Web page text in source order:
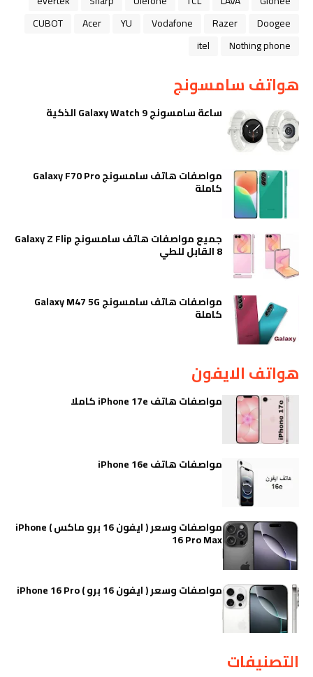
Doogee
Razer
Vodafone
YU
Acer
CUBOT
Nothing phone
itel
هواتف سامسونج
ساعة سامسونج Galaxy Watch 9 الذكية
مواصفات هاتف سامسونج Galaxy F70 Pro
كاملة
جميع مواصفات هاتف سامسونج Galaxy Z Flip
8 القابل للطي
مواصفات هاتف سامسونج Galaxy M47 5G
كاملة
هواتف الايفون
مواصفات هاتف iPhone 17e كاملا
مواصفات هاتف iPhone 16e
مواصفات وسعر ( ايفون 16 برو ماكس ) iPhone
16 Pro Max
مواصفات وسعر ( ايفون 16 برو ) iPhone 16 Pro
التصنيفات